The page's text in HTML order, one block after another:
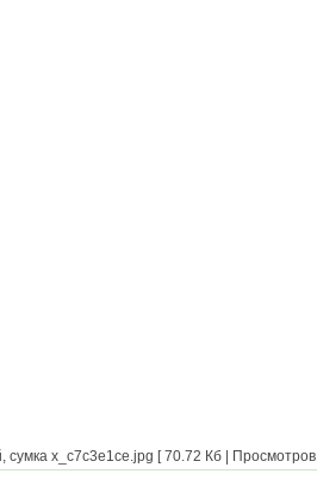
x_c7c3e1ce.jpg [ 70.72 Кб |